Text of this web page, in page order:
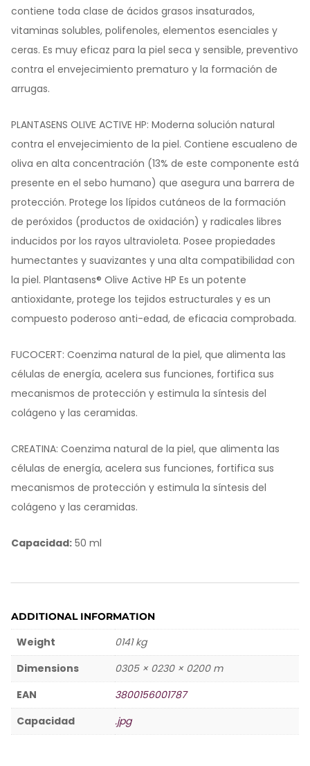
contiene toda clase de ácidos grasos insaturados,
vitaminas solubles, polifenoles, elementos esenciales y
ceras. Es muy eficaz para la piel seca y sensible, preventivo
contra el envejecimiento prematuro y la formación de
arrugas.
PLANTASENS OLIVE ACTIVE HP: Moderna solución natural
contra el envejecimiento de la piel. Contiene escualeno de
oliva en alta concentración (13% de este componente está
presente en el sebo humano) que asegura una barrera de
protección. Protege los lípidos cutáneos de la formación
de peróxidos (productos de oxidación) y radicales libres
inducidos por los rayos ultravioleta. Posee propiedades
humectantes y suavizantes y una alta compatibilidad con
la piel. Plantasens® Olive Active HP Es un potente
antioxidante, protege los tejidos estructurales y es un
compuesto poderoso anti-edad, de eficacia comprobada.
FUCOCERT: Coenzima natural de la piel, que alimenta las
células de energía, acelera sus funciones, fortifica sus
mecanismos de protección y estimula la síntesis del
colágeno y las ceramidas.
CREATINA: Coenzima natural de la piel, que alimenta las
células de energía, acelera sus funciones, fortifica sus
mecanismos de protección y estimula la síntesis del
colágeno y las ceramidas.
Capacidad: 50 ml
ADDITIONAL INFORMATION
Weight
0141 kg
Dimensions
0305 × 0230 × 0200 m
EAN
3800156001787
Capacidad
.jpg